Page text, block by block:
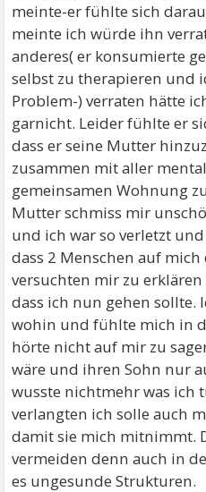
meinte-er fühlte sich
meinte ich würde ihn
anderes( er konsumierte
selbst zu therapieren und
Problem-) verraten hätte
garnicht. Leider fühlte er
dass er seine Mutter
zusammen mit aller
gemeinsamen Wohnung
Mutter schmiss mir
und ich war so verletzt
dass 2 Menschen auf
versuchten mir zu
dass ich nun gehen sollte.
wohin und fühlte mich in
hörte nicht auf mir zu
wäre und ihren Sohn nur
wusste nichtmehr was ich
verlangten ich solle auch
damit sie mich mitnimmt.
vermeiden denn auch in
es ungesunde Strukturen.